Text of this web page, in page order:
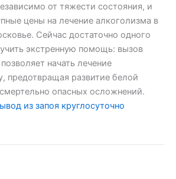
от тяжести состояния, и
цены на лечение алкоголизма в
Сейчас достаточно одного
экстренную помощь: вызов
начать лечение
предотвращая развитие белой
опасных осложнений.
из запоя круглосуточно